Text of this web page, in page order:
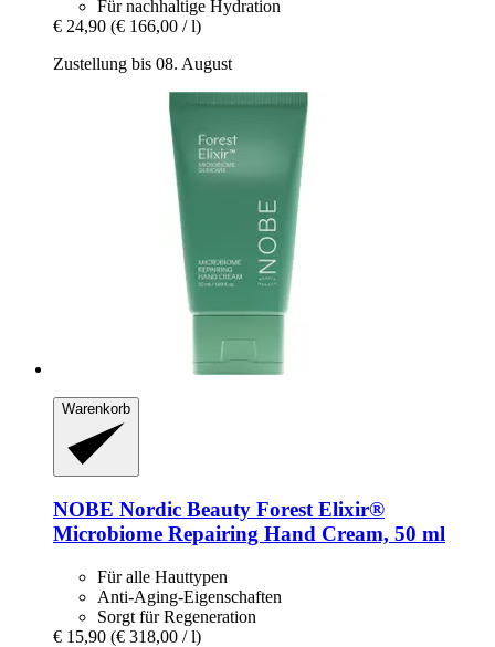
Für nachhaltige Hydration
€ 24,90 (€ 166,00 / l)
Zustellung bis 08. August
Warenkorb
NOBE Nordic Beauty Forest Elixir®
Microbiome Repairing Hand Cream, 50 ml
Für alle Hauttypen
Anti-Aging-Eigenschaften
Sorgt für Regeneration
€ 15,90 (€ 318,00 / l)